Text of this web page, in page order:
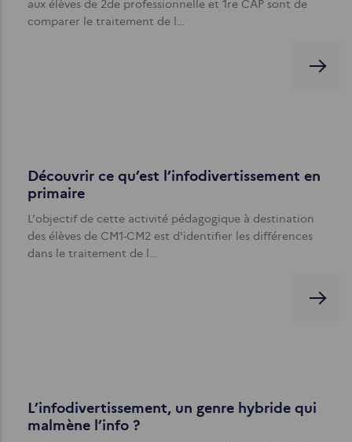
aux élèves de 2de professionnelle et 1re CAP sont de
comparer le traitement de l…
Découvrir ce qu’est l’infodivertissement en
primaire
L'objectif de cette activité pédagogique à destination
des élèves de CM1-CM2 est d'identifier les différences
dans le traitement de l…
L’infodivertissement, un genre hybride qui
malmène l’info ?